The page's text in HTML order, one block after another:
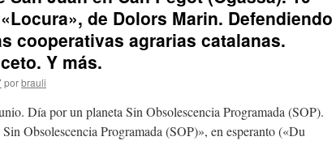
de Dolors Marin. Defendiendo
cooperativas agrarias catalanas.
Y más.
porbrauli
Día por un planeta Sin Obsolescencia Programada (SOP).
Obsolescencia Programada (SOP)», en esperanto («Du